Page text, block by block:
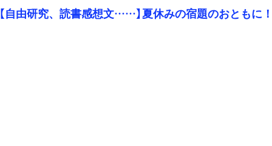
【自由研究、読書感想文……】夏休みの宿題のおともに！